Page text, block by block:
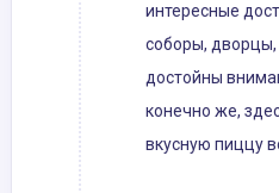
интересные
соборы,
достойны
конечно же,
вкусную пиццу